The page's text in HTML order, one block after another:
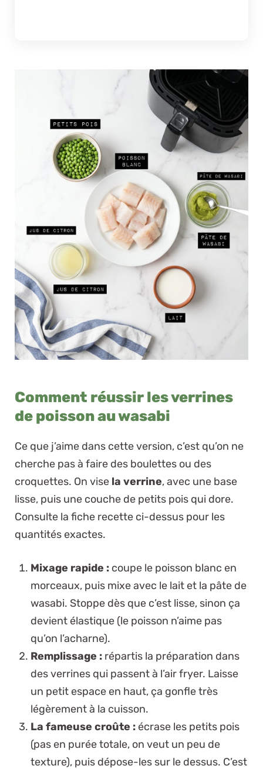
Comment réussir les verrines
de poisson au wasabi
Ce que j’aime dans cette version, c’est qu’on ne
cherche pas à faire des boulettes ou des
croquettes. On vise la verrine, avec une base
lisse, puis une couche de petits pois qui dore.
Consulte la fiche recette ci-dessus pour les
quantités exactes.
Mixage rapide : coupe le poisson blanc en
morceaux, puis mixe avec le lait et la pâte de
wasabi. Stoppe dès que c’est lisse, sinon ça
devient élastique (le poisson n’aime pas
qu’on l’acharne).
Remplissage : répartis la préparation dans
des verrines qui passent à l’air fryer. Laisse
un petit espace en haut, ça gonfle très
légèrement à la cuisson.
La fameuse croûte : écrase les petits pois
(pas en purée totale, on veut un peu de
texture), puis dépose-les sur le dessus. C’est